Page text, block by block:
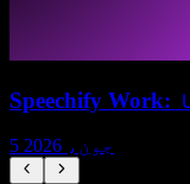
5 جون، 2026